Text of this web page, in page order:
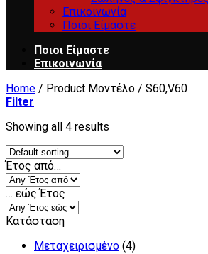
Επικοινωνία
Ποιοι Είμαστε
Ποιοι Είμαστε
Επικοινωνία
Home / Product Μοντέλο / S60,V60
Filter
Showing all 4 results
Έτος από…
… εώς Έτος
Κατάσταση
Μεταχειρισμένο (4)